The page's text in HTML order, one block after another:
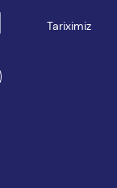
Tariximiz